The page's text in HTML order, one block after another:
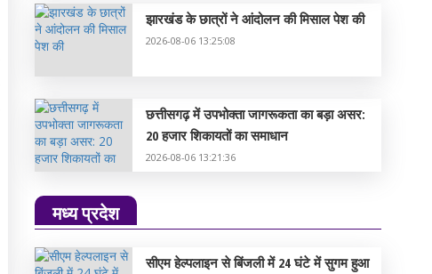
झारखंड के छात्रों ने आंदोलन की मिसाल पेश की
2026-08-06 13:25:08
छत्तीसगढ़ में उपभोक्ता जागरूकता का बड़ा असर:
20 हजार शिकायतों का समाधान
2026-08-06 13:21:36
मध्य प्रदेश
सीएम हेल्पलाइन से बिंजली में 24 घंटे में सुगम हुआ